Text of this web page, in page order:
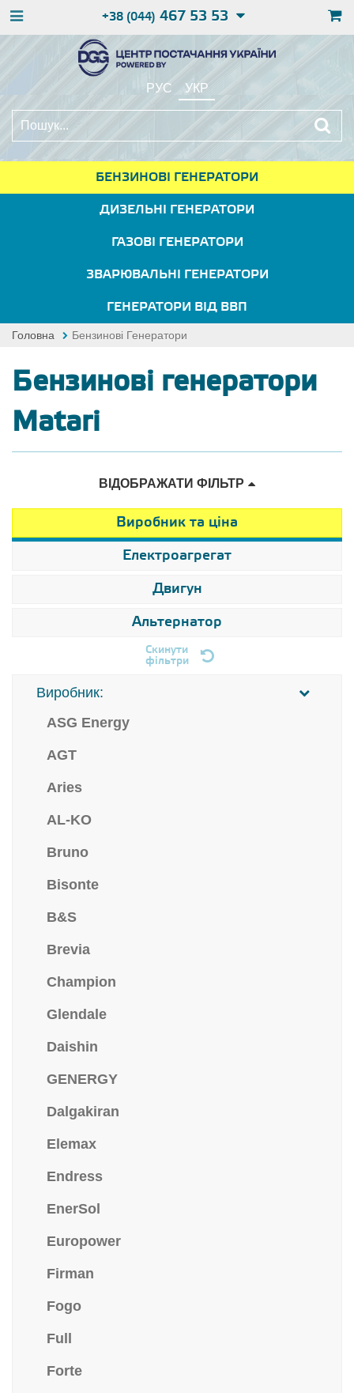
+38 (044) 467 53 53
РУС УКР
БЕНЗИНОВІ ГЕНЕРАТОРИ
ДИЗЕЛЬНІ ГЕНЕРАТОРИ
ГАЗОВІ ГЕНЕРАТОРИ
ЗВАРЮВАЛЬНІ ГЕНЕРАТОРИ
ГЕНЕРАТОРИ ВІД ВВП
Головна Бензинові Генератори
Бензинові генератори
Matari
ВІДОБРАЖАТИ ФІЛЬТР
Виробник та ціна
Електроагрегат
Двигун
Альтернатор
Скинути
фільтри
Виробник:
ASG Energy
AGT
Aries
AL-KO
Bruno
Bisonte
B&S
Brevia
Champion
Glendale
Daishin
GENERGY
Dalgakiran
Elemax
Endress
EnerSol
Europower
Firman
Fogo
Full
Forte